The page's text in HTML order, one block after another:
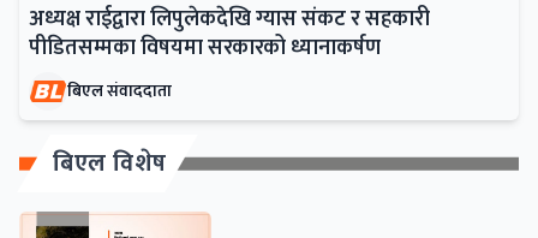
अध्यक्ष राईद्वारा लिपुलेकदेखि ग्यास संकट र सहकारी
पीडितसम्मका विषयमा सरकारको ध्यानाकर्षण
बिएल संवाददाता
बिएल विशेष